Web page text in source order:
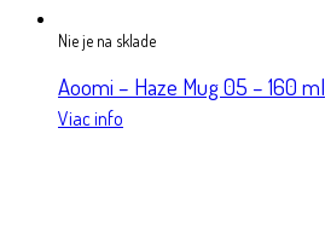
Nie je na sklade
Aoomi – Haze Mug 05 – 160 ml
Viac info